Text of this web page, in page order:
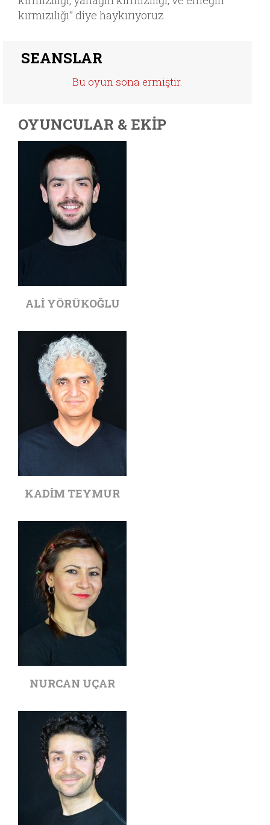
kırmızılığı” diye haykırıyoruz.
SEANSLAR
Bu oyun sona ermiştir.
OYUNCULAR & EKİP
ALI YÖRÜKOĞLU
KADIM TEYMUR
NURCAN UÇAR